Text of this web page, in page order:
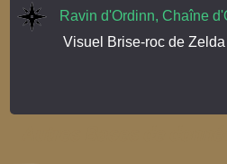
Ravin d'Ordinn, Chaîne
Visuel Brise-roc de